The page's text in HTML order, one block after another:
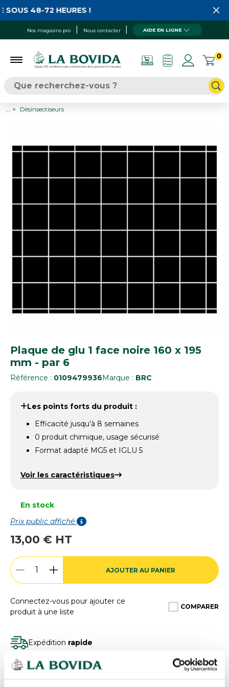
Nos magasins pro Nous contacter AIDE EN LIGNE
0
48-72 HEURES !
Désinsectiseurs
Plaque de glu 1 face noire 160 x 195
mm - par 6
Référence : 0109479936Marque : BRC
Les points forts du produit :
Efficacité jusqu’à 8 semaines
0 produit chimique, usage sécurisé
Format adapté MG5 et IGLU 5
Voir les caractéristiques
En stock
Prix public affiché
13,00 € HT
AJOUTER AU PANIER
Connectez-vous pour ajouter ce
produit à une liste
COMPARER
Expédition rapide
Des expertsà votre écoute